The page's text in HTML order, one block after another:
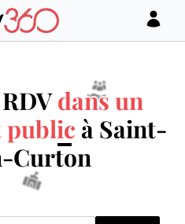
dans un
public à Saint-
Curton